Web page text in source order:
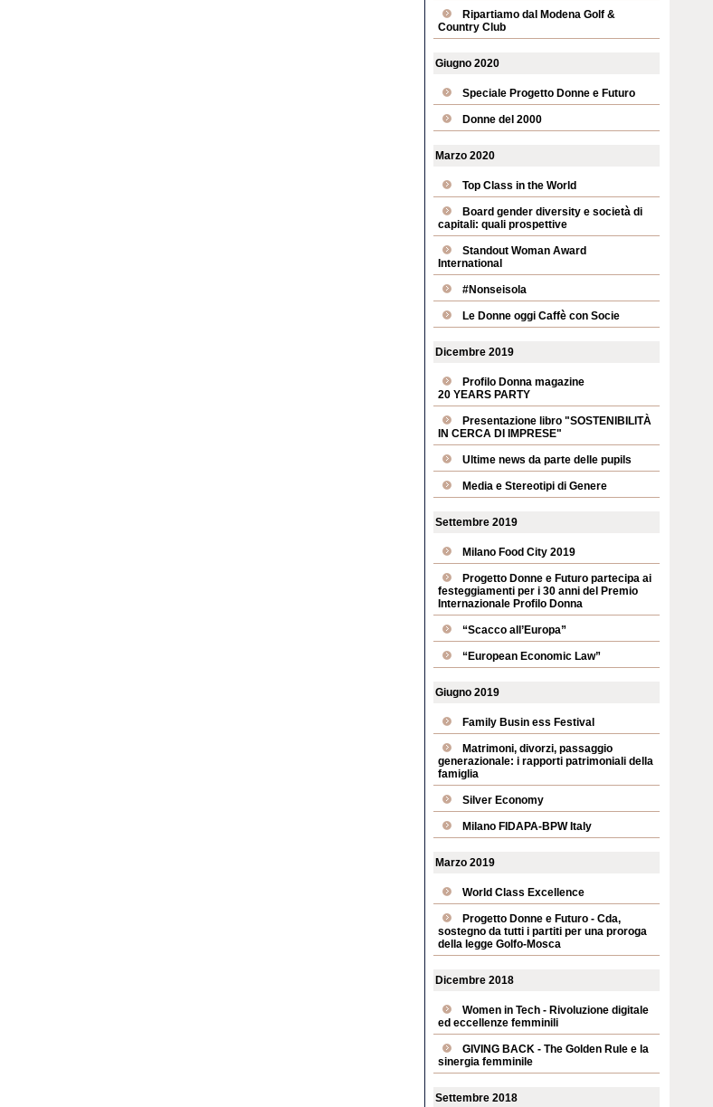
Ripartiamo dal Modena Golf &
Country Club
Giugno 2020
Speciale Progetto Donne e Futuro
Donne del 2000
Marzo 2020
Top Class in the World
Board gender diversity e società di
capitali: quali prospettive
Standout Woman Award
International
#Nonseisola
Le Donne oggi Caffè con Socie
Dicembre 2019
Profilo Donna magazine
20 YEARS PARTY
Presentazione libro "SOSTENIBILITÀ
IN CERCA DI IMPRESE"
Ultime news da parte delle pupils
Media e Stereotipi di Genere
Settembre 2019
Milano Food City 2019
Progetto Donne e Futuro partecipa ai
festeggiamenti per i 30 anni del Premio
Internazionale Profilo Donna
“Scacco all’Europa”
“European Economic Law”
Giugno 2019
Family Busin ess Festival
Matrimoni, divorzi, passaggio
generazionale: i rapporti patrimoniali della
famiglia
Silver Economy
Milano FIDAPA-BPW Italy
Marzo 2019
World Class Excellence
Progetto Donne e Futuro - Cda,
sostegno da tutti i partiti per una proroga
della legge Golfo-Mosca
Dicembre 2018
Women in Tech - Rivoluzione digitale
ed eccellenze femminili
GIVING BACK - The Golden Rule e la
sinergia femminile
Settembre 2018